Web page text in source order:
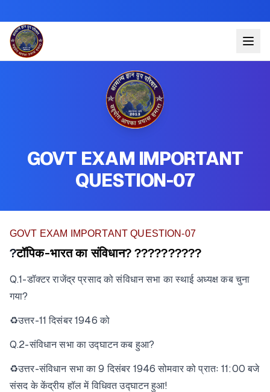
GOVT EXAM IMPORTANT
QUESTION-07
GOVT EXAM IMPORTANT QUESTION-07
?टॉपिक-भारत का संविधान? ??????????
Q.1-डॉक्टर राजेंद्र प्रसाद को संविधान सभा का स्थाई अध्यक्ष कब चुना
गया?
♻उत्तर-11 दिसंबर 1946 को
Q.2-संविधान सभा का उद्घाटन कब हुआ?
♻उत्तर-संविधान सभा का 9 दिसंबर 1946 सोमवार को प्रातः 11:00 बजे
संसद के केंद्रीय हॉल में विधिवत उद्घाटन हुआ!